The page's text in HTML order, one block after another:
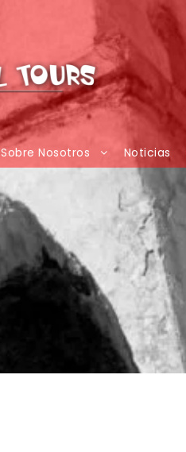
Sobre Nosotros Noticias